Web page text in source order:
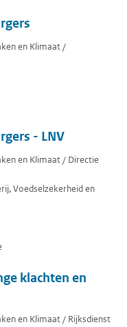
en Klimaat /
- LNV
en Klimaat / Directie
Voedselzekerheid en
klachten en
en Klimaat / Rijksdienst